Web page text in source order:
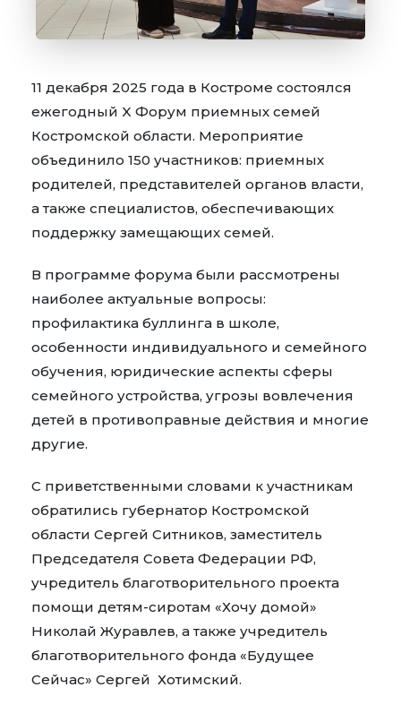
11 декабря 2025 года в Костроме состоялся
ежегодный X Форум приемных семей
Костромской области. Мероприятие
объединило 150 участников: приемных
родителей, представителей органов власти,
а также специалистов, обеспечивающих
поддержку замещающих семей.
В программе форума были рассмотрены
наиболее актуальные вопросы:
профилактика буллинга в школе,
особенности индивидуального и семейного
обучения, юридические аспекты сферы
семейного устройства, угрозы вовлечения
детей в противоправные действия и многие
другие.
С приветственными словами к участникам
обратились губернатор Костромской
области Сергей Ситников, заместитель
Председателя Совета Федерации РФ,
учредитель благотворительного проекта
помощи детям-сиротам «Хочу домой»
Николай Журавлев, а также учредитель
благотворительного фонда «Будущее
Сейчас» Сергей Хотимский.